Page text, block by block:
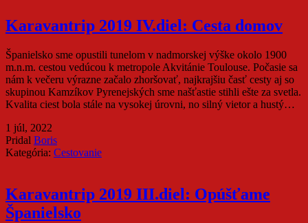
Karavantrip 2019 IV.diel: Cesta domov
Španielsko sme opustili tunelom v nadmorskej výške okolo 1900
m.n.m. cestou vedúcou k metropole Akvitánie Toulouse. Počasie sa
nám k večeru výrazne začalo zhoršovať, najkrajšiu časť cesty aj so
skupinou Kamzíkov Pyrenejských sme našťastie stihli ešte za svetla.
Kvalita ciest bola stále na vysokej úrovni, no silný vietor a hustý…
1 júl, 2022
Pridal Boris
Kategória: Cestovanie
Karavantrip 2019 III.diel: Opúšťame
Španielsko